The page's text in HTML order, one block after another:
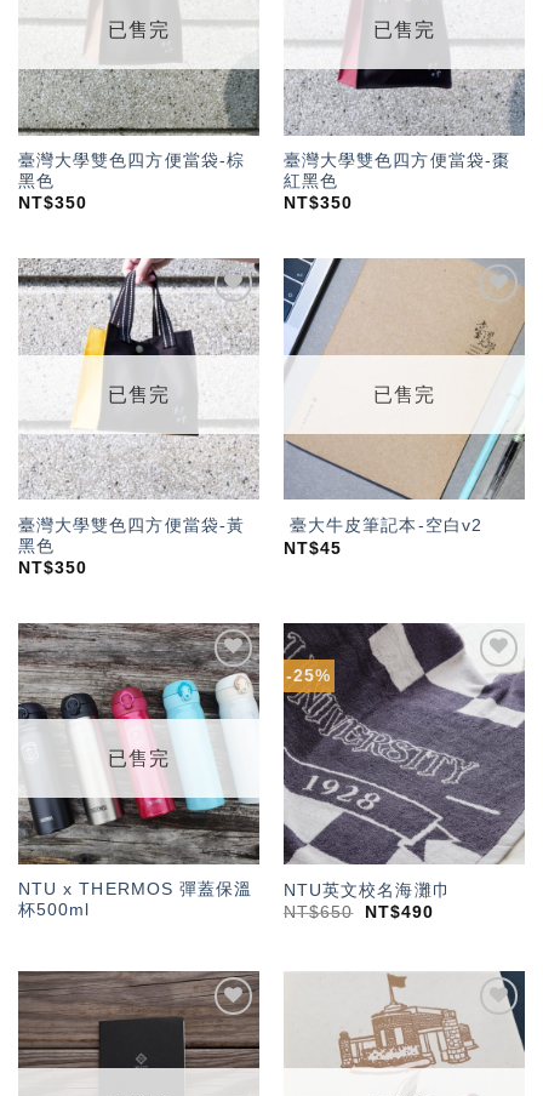
已售完
臺灣大學雙色四方便當袋-棕
黑色
NT$350
已售完
臺灣大學雙色四方便當袋-棗
紅黑色
NT$350
加入
「願
望輕
已售完
臺灣大學雙色四方便當袋-黃
黑色
NT$350
加入
「願
望輕
已售完
臺大牛皮筆記本-空白v2
NT$45
加入
「願
望輕
已售完
NTU x THERMOS 彈蓋保溫
杯500ml
-25%
加入
「願
望輕
單」
NTU英文校名海灘巾
NT$650 NT$490
加入
「願
望輕
望輕